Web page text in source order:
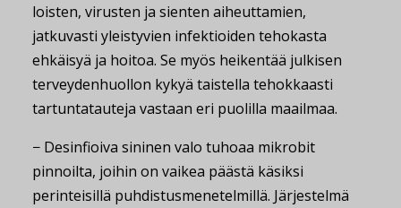
loisten, virusten ja sienten aiheuttamien,
jatkuvasti yleistyvien infektioiden tehokasta
ehkäisyä ja hoitoa. Se myös heikentää julkisen
terveydenhuollon kykyä taistella tehokkaasti
tartuntatauteja vastaan eri puolilla maailmaa.
− Desinfioiva sininen valo tuhoaa mikrobit
pinnoilta, joihin on vaikea päästä käsiksi
perinteisillä puhdistusmenetelmillä. Järjestelmä